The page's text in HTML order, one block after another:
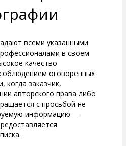
всеми указанными
в своем
качество
оговоренных
когда заказчик,
авторского права либо
с просьбой не
информацию —